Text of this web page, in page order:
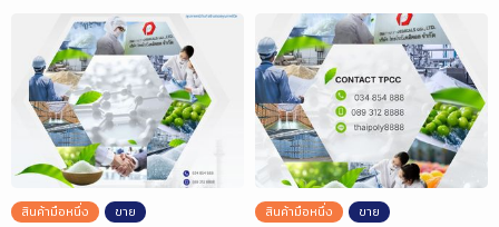
สินค้ามือหนึ่ง ขาย สินค้ามือหนึ่ง ขาย